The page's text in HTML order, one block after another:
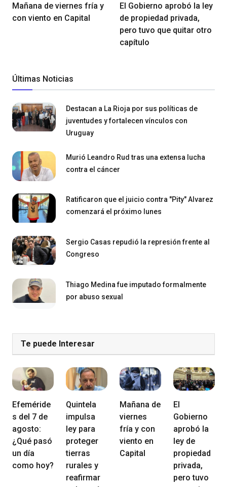
Mañana de viernes fría y
con viento en Capital
El Gobierno aprobó la ley
de propiedad privada,
pero tuvo que quitar otro
capítulo
Últimas Noticias
Destacan a La Rioja por sus políticas de
juventudes y fortalecen vínculos con
Uruguay
Murió Leandro Rud tras una extensa lucha
contra el cáncer
Ratificaron que el juicio contra "Pity" Alvarez
comenzará el próximo lunes
Sergio Casas repudió la represión frente al
Congreso
Thiago Medina fue imputado formalmente
por abuso sexual
Te puede Interesar
Efeméride
s del 7 de
agosto:
¿Qué pasó
un día
como hoy?
Quintela
impulsa
ley para
proteger
tierras
rurales y
reafirmar
Mañana de
viernes
fría y con
viento en
Capital
El
Gobierno
aprobó la
ley de
propiedad
privada,
pero tuvo